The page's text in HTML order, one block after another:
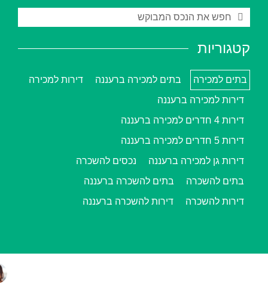
קטגוריות
בתים למכירה בתים למכירה ברעננה
דירות למכירה
דירות למכירה ברעננה
דירות 4 חדרים למכירה ברעננה
דירות 5 חדרים למכירה ברעננה
דירות גן למכירה ברעננה
נכסים להשכרה
בתים להשכרה
בתים להשכרה ברעננה
דירות להשכרה
דירות להשכרה ברעננה